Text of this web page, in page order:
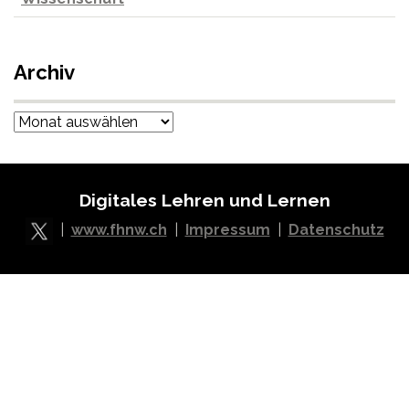
Archiv
Archiv
Digitales Lehren und Lernen
www.fhnw.ch Impressum Datenschutz